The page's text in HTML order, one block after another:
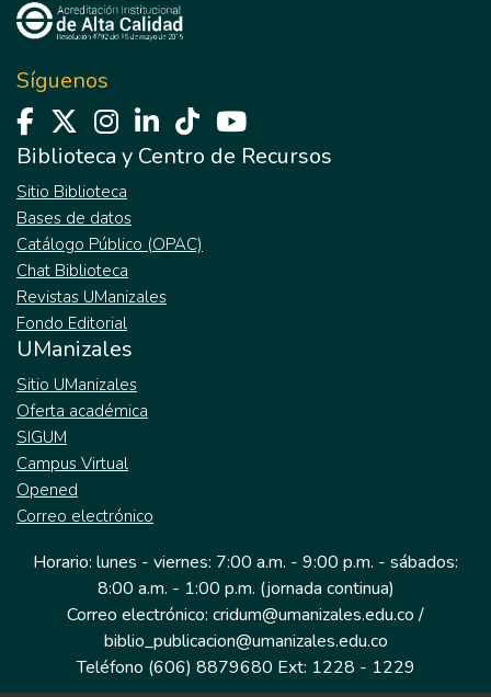
Síguenos
Biblioteca y Centro de Recursos
Sitio Biblioteca
Bases de datos
Catálogo Público (OPAC)
Chat Biblioteca
Revistas UManizales
Fondo Editorial
UManizales
Sitio UManizales
Oferta académica
SIGUM
Campus Virtual
Opened
Correo electrónico
Horario: lunes - viernes: 7:00 a.m. - 9:00 p.m. - sábados:
8:00 a.m. - 1:00 p.m. (jornada continua)
Correo electrónico: cridum@umanizales.edu.co /
biblio_publicacion@umanizales.edu.co
Teléfono (606) 8879680 Ext: 1228 - 1229